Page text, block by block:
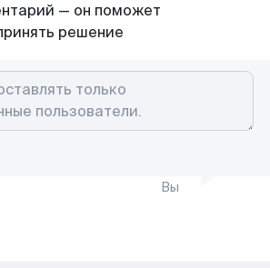
— он поможет
решение
Вы